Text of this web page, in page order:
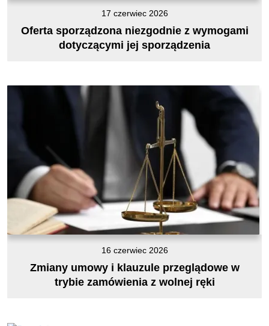
17 czerwiec 2026
Oferta sporządzona niezgodnie z wymogami
dotyczącymi jej sporządzenia
16 czerwiec 2026
Zmiany umowy i klauzule przeglądowe w
trybie zamówienia z wolnej ręki